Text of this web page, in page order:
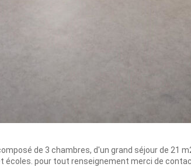
de 3 chambres, d'un grand séjour de 21
pour tout renseignement merci de